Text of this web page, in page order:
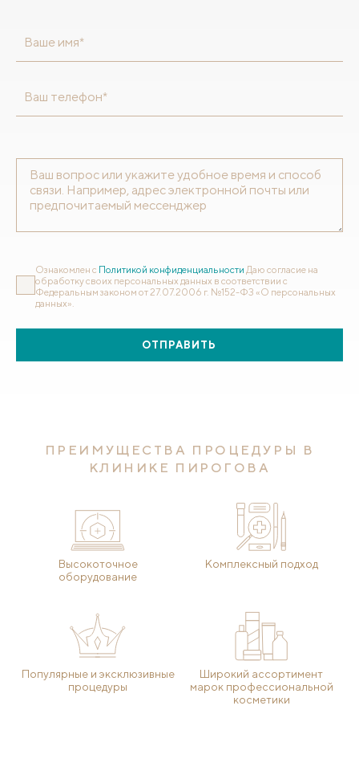
Ваше имя*
Ваш телефон*
Ознакомлен с Политикой конфиденциальности Даю согласие на
обработку своих персональных данных в соответствии с
Федеральным законом от 27.07.2006 г. №152-ФЗ «О персональных
данных».
ОТПРАВИТЬ
ПРЕИМУЩЕСТВА ПРОЦЕДУРЫ В
КЛИНИКЕ ПИРОГОВА
Высокоточное
оборудование
Комплексный подход
Популярные и эксклюзивные
процедуры
Широкий ассортимент
марок профессиональной
косметики